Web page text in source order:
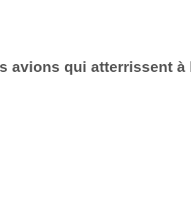
avions qui atterrissent